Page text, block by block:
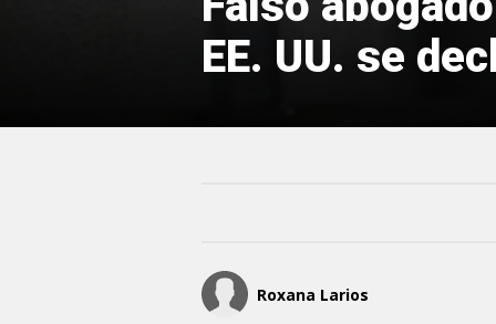
EE. UU. se
Roxana Larios